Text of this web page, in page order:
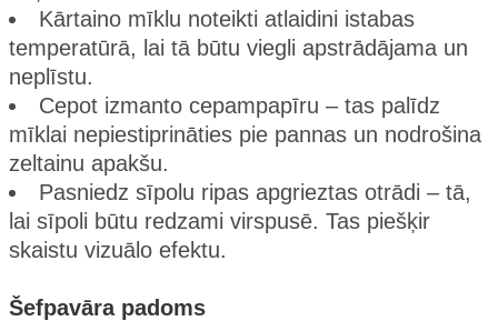
Kārtaino mīklu noteikti atlaidini istabas
temperatūrā, lai tā būtu viegli apstrādājama un
neplīstu.
Cepot izmanto cepampapīru – tas palīdz
mīklai nepiestiprināties pie pannas un nodrošina
zeltainu apakšu.
Pasniedz sīpolu ripas apgrieztas otrādi – tā,
lai sīpoli būtu redzami virspusē. Tas piešķir
skaistu vizuālo efektu.
Šefpavāra padoms